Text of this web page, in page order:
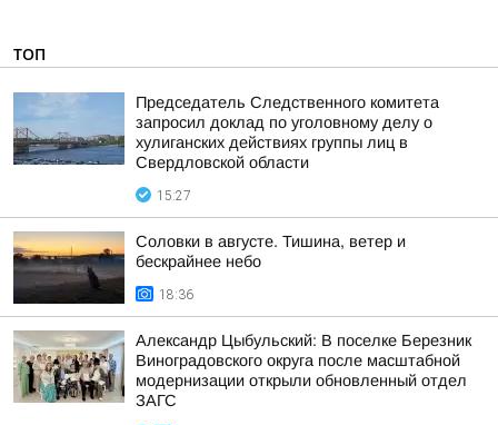
ТОП
Председатель Следственного комитета
запросил доклад по уголовному делу о
хулиганских действиях группы лиц в
Свердловской области
15:27
Соловки в августе. Тишина, ветер и
бескрайнее небо
18:36
Александр Цыбульский: В поселке Березник
Виноградовского округа после масштабной
модернизации открыли обновленный отдел
ЗАГС